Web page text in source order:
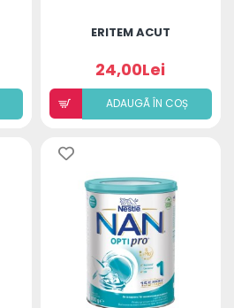
ERITEM ACUT
24,00Lei
ADAUGÃ ÎN COȘ